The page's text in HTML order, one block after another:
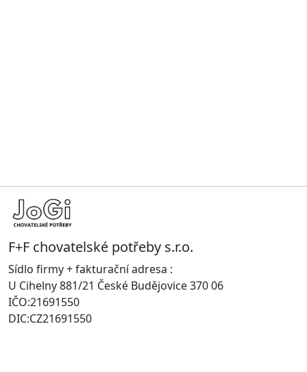
F+F chovatelské potřeby s.r.o.
Sídlo firmy + fakturační adresa :
U Cihelny 881/21 České Budějovice 370 06
IČO:21691550
DIC:CZ21691550